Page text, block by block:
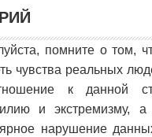
помните о том,
чувства реальных
к данной
и экстремизму, а
нарушение